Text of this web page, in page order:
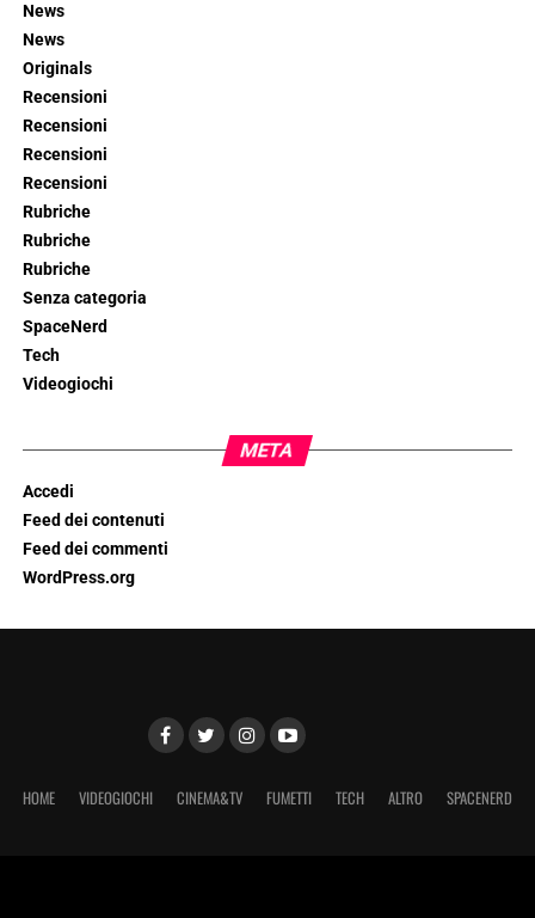
News
News
Originals
Recensioni
Recensioni
Recensioni
Recensioni
Rubriche
Rubriche
Rubriche
Senza categoria
SpaceNerd
Tech
Videogiochi
META
Accedi
Feed dei contenuti
Feed dei commenti
WordPress.org
HOME VIDEOGIOCHI CINEMA&TV FUMETTI TECH ALTRO SPACENERD